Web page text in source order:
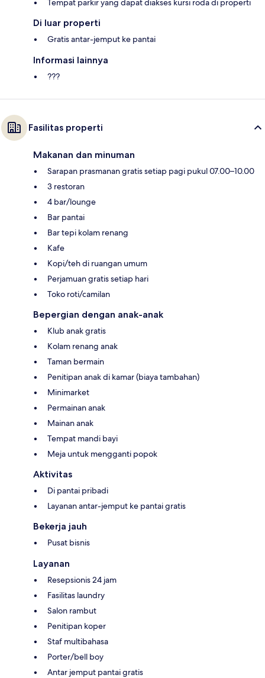
Tempat parkir yang dapat diakses kursi roda di properti
Di luar properti
Gratis antar-jemput ke pantai
Informasi lainnya
???
Fasilitas properti
Makanan dan minuman
Sarapan prasmanan gratis setiap pagi pukul 07.00–10.00
3 restoran
4 bar/lounge
Bar pantai
Bar tepi kolam renang
Kafe
Kopi/teh di ruangan umum
Perjamuan gratis setiap hari
Toko roti/camilan
Bepergian dengan anak-anak
Klub anak gratis
Kolam renang anak
Taman bermain
Penitipan anak di kamar (biaya tambahan)
Minimarket
Permainan anak
Mainan anak
Tempat mandi bayi
Meja untuk mengganti popok
Aktivitas
Di pantai pribadi
Layanan antar-jemput ke pantai gratis
Bekerja jauh
Pusat bisnis
Layanan
Resepsionis 24 jam
Fasilitas laundry
Salon rambut
Penitipan koper
Staf multibahasa
Porter/bell boy
Antar jemput pantai gratis